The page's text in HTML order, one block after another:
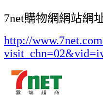
7net購物網網站網
http://